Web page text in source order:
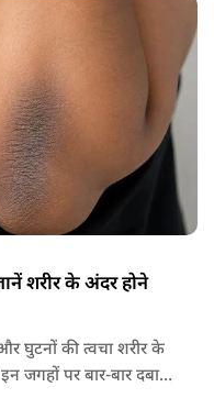
शरीर के अंदर होने
घुटनों की त्वचा शरीर के
जगहों पर बार-बार दबाव